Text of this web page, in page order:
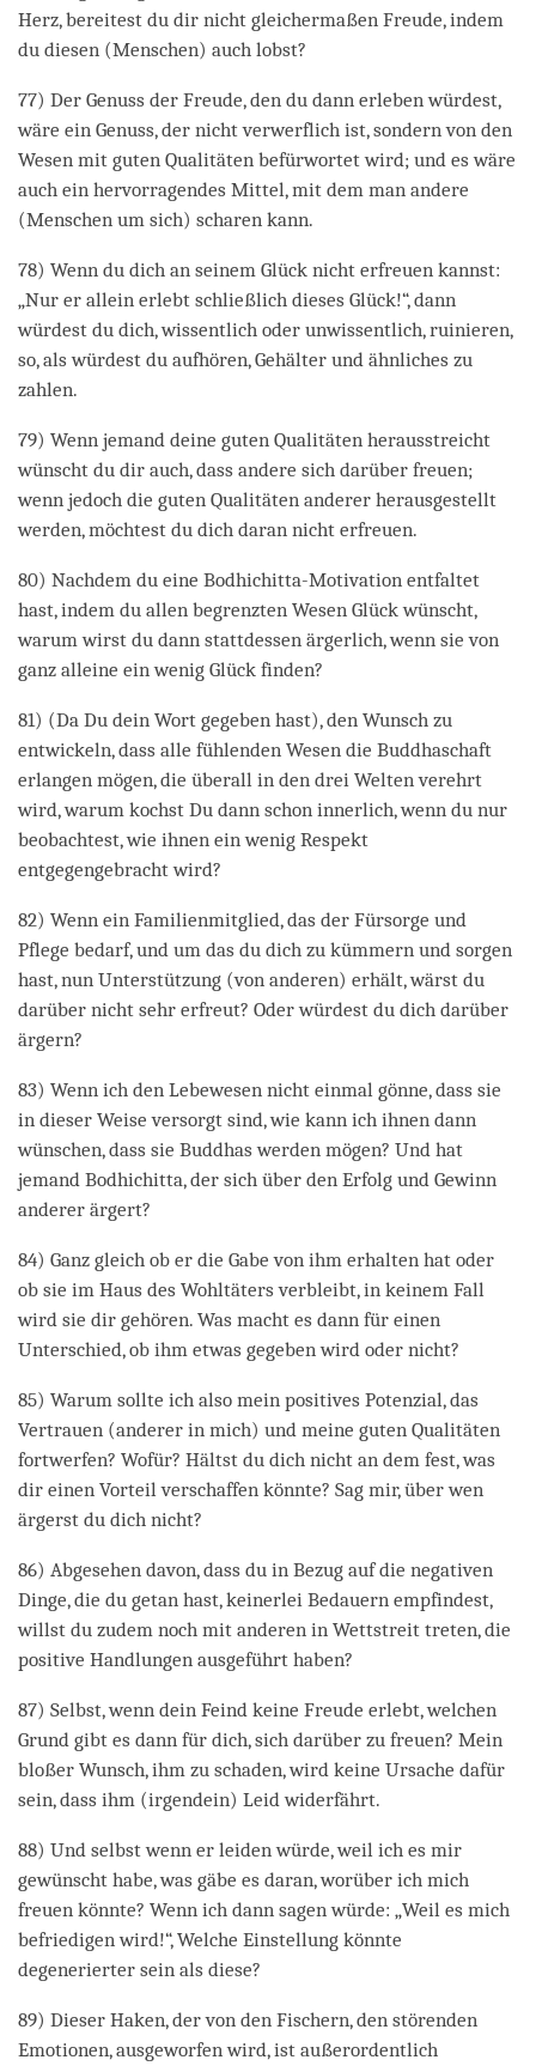
Herz, bereitest du dir nicht gleichermaßen Freude, indem
du diesen (Menschen) auch lobst?
77) Der Genuss der Freude, den du dann erleben würdest,
wäre ein Genuss, der nicht verwerflich ist, sondern von den
Wesen mit guten Qualitäten befürwortet wird; und es wäre
auch ein hervorragendes Mittel, mit dem man andere
(Menschen um sich) scharen kann.
78) Wenn du dich an seinem Glück nicht erfreuen kannst:
„Nur er allein erlebt schließlich dieses Glück!“, dann
würdest du dich, wissentlich oder unwissentlich, ruinieren,
so, als würdest du aufhören, Gehälter und ähnliches zu
zahlen.
79) Wenn jemand deine guten Qualitäten herausstreicht
wünscht du dir auch, dass andere sich darüber freuen;
wenn jedoch die guten Qualitäten anderer herausgestellt
werden, möchtest du dich daran nicht erfreuen.
80) Nachdem du eine Bodhichitta-Motivation entfaltet
hast, indem du allen begrenzten Wesen Glück wünscht,
warum wirst du dann stattdessen ärgerlich, wenn sie von
ganz alleine ein wenig Glück finden?
81) (Da Du dein Wort gegeben hast), den Wunsch zu
entwickeln, dass alle fühlenden Wesen die Buddhaschaft
erlangen mögen, die überall in den drei Welten verehrt
wird, warum kochst Du dann schon innerlich, wenn du nur
beobachtest, wie ihnen ein wenig Respekt
entgegengebracht wird?
82) Wenn ein Familienmitglied, das der Fürsorge und
Pflege bedarf, und um das du dich zu kümmern und sorgen
hast, nun Unterstützung (von anderen) erhält, wärst du
darüber nicht sehr erfreut? Oder würdest du dich darüber
ärgern?
83) Wenn ich den Lebewesen nicht einmal gönne, dass sie
in dieser Weise versorgt sind, wie kann ich ihnen dann
wünschen, dass sie Buddhas werden mögen? Und hat
jemand Bodhichitta, der sich über den Erfolg und Gewinn
anderer ärgert?
84) Ganz gleich ob er die Gabe von ihm erhalten hat oder
ob sie im Haus des Wohltäters verbleibt, in keinem Fall
wird sie dir gehören. Was macht es dann für einen
Unterschied, ob ihm etwas gegeben wird oder nicht?
85) Warum sollte ich also mein positives Potenzial, das
Vertrauen (anderer in mich) und meine guten Qualitäten
fortwerfen? Wofür? Hältst du dich nicht an dem fest, was
dir einen Vorteil verschaffen könnte? Sag mir, über wen
ärgerst du dich nicht?
86) Abgesehen davon, dass du in Bezug auf die negativen
Dinge, die du getan hast, keinerlei Bedauern empfindest,
willst du zudem noch mit anderen in Wettstreit treten, die
positive Handlungen ausgeführt haben?
87) Selbst, wenn dein Feind keine Freude erlebt, welchen
Grund gibt es dann für dich, sich darüber zu freuen? Mein
bloßer Wunsch, ihm zu schaden, wird keine Ursache dafür
sein, dass ihm (irgendein) Leid widerfährt.
88) Und selbst wenn er leiden würde, weil ich es mir
gewünscht habe, was gäbe es daran, worüber ich mich
freuen könnte? Wenn ich dann sagen würde: „Weil es mich
befriedigen wird!“, Welche Einstellung könnte
degenerierter sein als diese?
89) Dieser Haken, der von den Fischern, den störenden
Emotionen, ausgeworfen wird, ist außerordentlich